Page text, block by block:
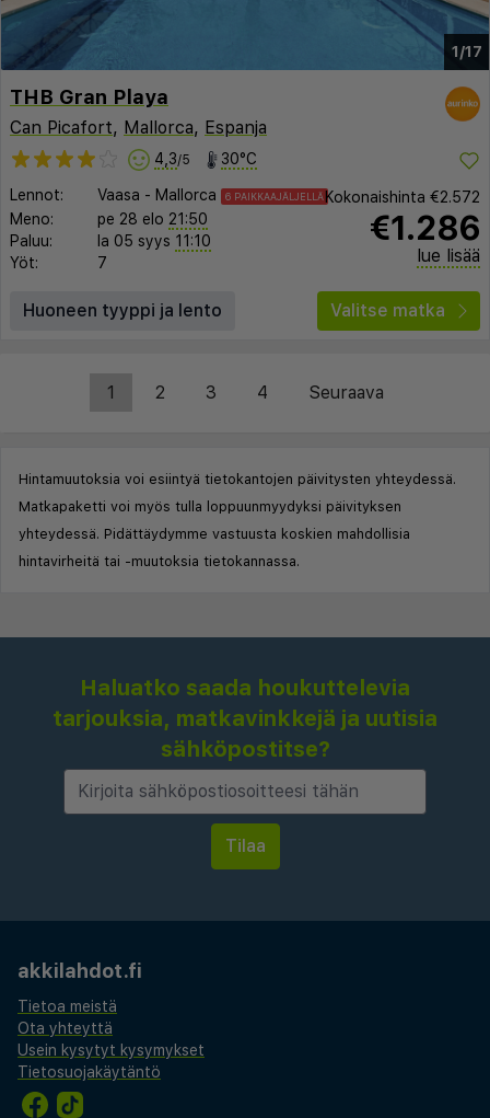
1/17
THB Gran Playa
Can Picafort, Mallorca, Espanja
4,3/5 30°C
Lennot: Vaasa - Mallorca 6 PAIKKAAJÄLJELLÄ
Meno: pe 28 elo 21:50
Paluu:
la 05 syys 11:10
Yöt:
7
Kokonaishinta €2.572
€1.286
lue lisää
Huoneen tyyppi ja lento Valitse matka
1 2 3 4 Seuraava
Hintamuutoksia voi esiintyä tietokantojen päivitysten yhteydessä.
Matkapaketti voi myös tulla loppuunmyydyksi päivityksen
yhteydessä. Pidättäydymme vastuusta koskien mahdollisia
hintavirheitä tai -muutoksia tietokannassa.
Haluatko saada houkuttelevia
tarjouksia, matkavinkkejä ja uutisia
sähköpostitse?
akkilahdot.fi
Tietoa meistä
Ota yhteyttä
Usein kysytyt kysymykset
Tietosuojakäytäntö